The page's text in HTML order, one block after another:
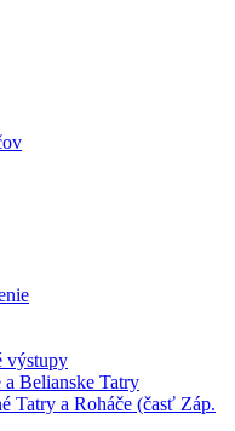
výstupy
a Belianske Tatry
Tatry a Roháče (časť Záp.